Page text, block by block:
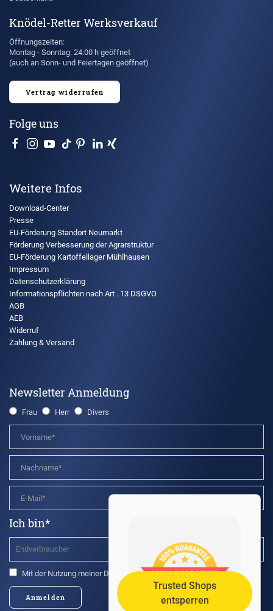
Knödel-Retter Werksverkauf
Öffnungszeiten:
Montag - Sonntag: 24:00 h geöffnet
(auch an Sonn- und Feiertagen geöffnet)
Vertrag widerrufen
Folge uns
Weitere Infos
Download-Center
Presse
EU-Förderung Standort Neumarkt
Förderung Verbesserung der Agrarstruktur
EU-Förderung Kartoffellager Mühlhausen
Impressum
Datenschutzerklärung
Informationspflichten nach Art . 13 DSGVO
AGB
AEB
Widerruf
Zahlung & Versand
Newsletter Anmeldung
Frau Herr Divers
Ich bin*
Mit der Nutzung meiner Daten bin ich einverstanden.*
Anmelden
Trusted Shops
entsperren